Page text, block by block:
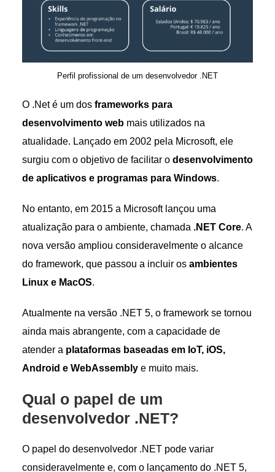
Perfil profissional de um desenvolvedor .NET
O .Net é um dos frameworks para
desenvolvimento webmais utilizados na
atualidade. Lançado em 2002 pela Microsoft, ele
surgiu com o objetivo de facilitar o desenvolvimento
de aplicativos e programas para Windows.
No entanto, em 2015 a Microsoft lançou uma
atualização para o ambiente, chamada .NET Core. A
nova versão ampliou consideravelmente o alcance
do framework, que passou a incluir os ambientes
Linux e MacOS.
Atualmente na versão .NET 5, o framework se tornou
ainda mais abrangente, com a capacidade de
atender a plataformas baseadas em IoT, iOS,
Android e WebAssemblye muito mais.
Qual o papel de um
desenvolvedor .NET?
O papel do desenvolvedor .NET pode variar
consideravelmente e, com o lançamento do .NET 5,